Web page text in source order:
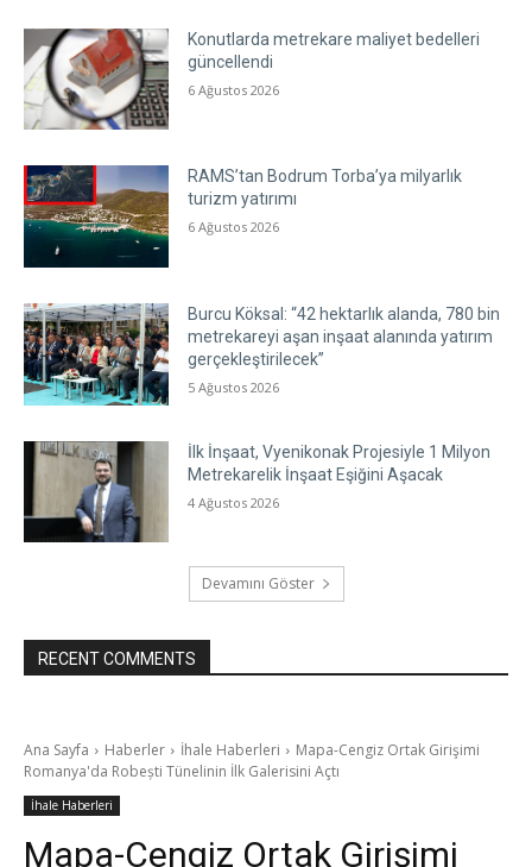
Konutlarda metrekare maliyet bedelleri
güncellendi
6 Ağustos 2026
RAMS’tan Bodrum Torba’ya milyarlık
turizm yatırımı
6 Ağustos 2026
Burcu Köksal: “42 hektarlık alanda, 780 bin
metrekareyi aşan inşaat alanında yatırım
gerçekleştirilecek”
5 Ağustos 2026
İlk İnşaat, Vyenikonak Projesiyle 1 Milyon
Metrekarelik İnşaat Eşiğini Aşacak
4 Ağustos 2026
Devamını Göster
RECENT COMMENTS